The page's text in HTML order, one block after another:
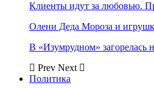
Клиенты идут за любовью.
Олени Деда Мороза и
В «Изумрудном» загорелась
Prev Next
Политика